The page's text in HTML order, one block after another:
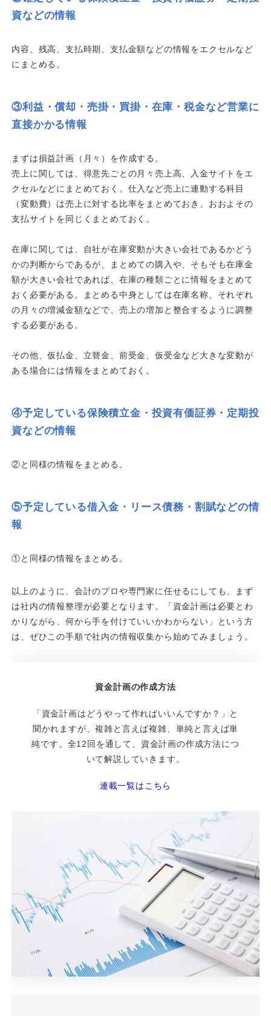
資などの情報
内容、残高、支払時期、支払金額などの情報をエクセルなど
にまとめる。
③利益・償却・売掛・買掛・在庫・税金など営業に
直接かかる情報
まずは損益計画（月々）を作成する。
売上に関しては、得意先ごとの月々売上高、入金サイトをエ
クセルなどにまとめておく。仕入など売上に連動する科目
（変動費）は売上に対する比率をまとめておき、おおよその
支払サイトを同じくまとめておく。
在庫に関しては、自社が在庫変動が大きい会社であるかどう
かの判断からであるが、まとめての購入や、そもそも在庫金
額が大きい会社であれば、在庫の種類ごとに情報をまとめて
おく必要がある。まとめる中身としては在庫名称、それぞれ
の月々の増減金額などで、売上の増加と整合するように調整
する必要がある。
その他、仮払金、立替金、前受金、仮受金など大きな変動が
ある場合には情報をまとめておく。
④予定している保険積立金・投資有価証券・定期投
資などの情報
②と同様の情報をまとめる。
⑤予定している借入金・リース債務・割賦などの情
報
①と同様の情報をまとめる。
以上のように、会計のプロや専門家に任せるにしても、まず
は社内の情報整理が必要となります。「資金計画は必要とわ
かりながら、何から手を付けていいかわからない」という方
は、ぜひこの手順で社内の情報収集から始めてみましょう。
資金計画の作成方法
「資金計画はどうやって作ればいいんですか？」と
聞かれますが、複雑と言えば複雑、単純と言えば単
純です。全12回を通して、資金計画の作成方法につ
いて解説していきます。
連載一覧はこちら